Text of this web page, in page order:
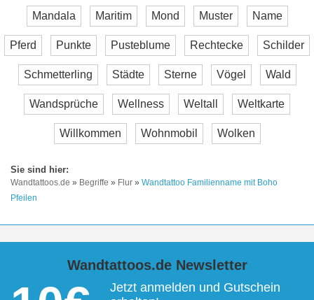
Mandala Maritim Mond Muster Name
Pferd Punkte Pusteblume Rechtecke Schilder
Schmetterling Städte Sterne Vögel Wald
Wandsprüche Wellness Weltall Weltkarte
Willkommen Wohnmobil Wolken
Wandtattoos.de » Begriffe » Flur » Wandtattoo Familienname mit Boho
Pfeilen
Wandtattoos.de Newsletter
Jetzt anmelden und Gutschein